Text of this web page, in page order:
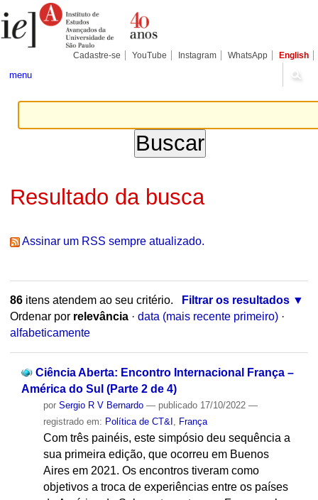
para
conteúdo.
Pessoais
Cadastre-se YouTube Instagram WhatsApp English
menu
Resultado da busca
Assinar um RSS sempre atualizado.
86itens atendem ao seu critério.
Filtrar os resultados
Ordenar por relevância · data (mais recente primeiro) ·
alfabeticamente
Ciência Aberta: Encontro Internacional França –
América do Sul (Parte 2 de 4)
por Sergio R V Bernardo — publicado17/10/2022 —
registrado em: Política de CT&I França
Com três painéis, este simpósio deu sequência a
sua primeira edição, que ocorreu em Buenos
Aires em 2021. Os encontros tiveram como
objetivos a troca de experiências entre os países